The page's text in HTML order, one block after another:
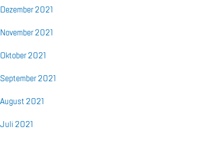
De­zem­ber 2021
No­vem­ber 2021
Ok­to­ber 2021
Sep­tem­ber 2021
Au­gust 2021
Juli 2021